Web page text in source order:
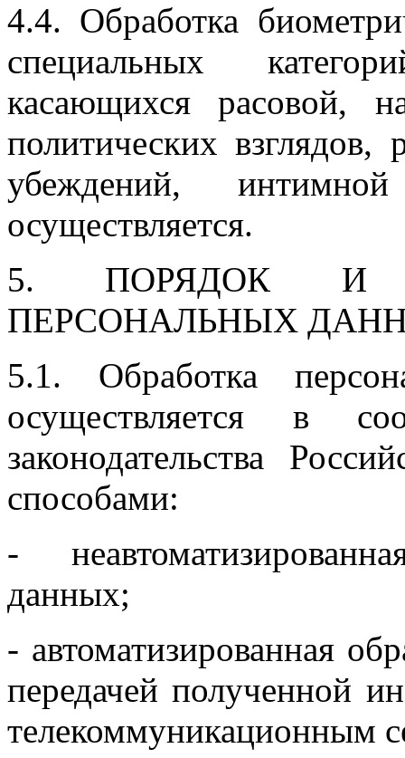
4.4. Обработка
специальных
касающихся расовой,
политических
убеждений,
осуществляется.
5. ПОРЯДОК И
ПЕРСОНАЛЬНЫХ
5.1. Обработка
осуществляется в
законодательства
способами:
-
данных;
- автоматизированная
передачей полученной
телекоммуникационным